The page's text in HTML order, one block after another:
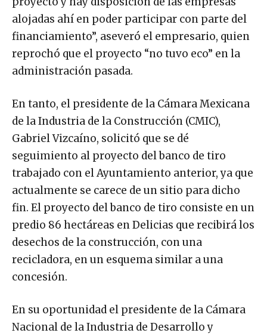
alojadas ahí en poder participar con parte del
financiamiento”, aseveró el empresario, quien
reprochó que el proyecto “no tuvo eco” en la
administración pasada.
En tanto, el presidente de la Cámara Mexicana
de la Industria de la Construcción (CMIC),
Gabriel Vizcaíno, solicitó que se dé
seguimiento al proyecto del banco de tiro
trabajado con el Ayuntamiento anterior, ya que
actualmente se carece de un sitio para dicho
fin. El proyecto del banco de tiro consiste en un
predio 86 hectáreas en Delicias que recibirá los
desechos de la construcción, con una
recicladora, en un esquema similar a una
concesión.
En su oportunidad el presidente de la Cámara
Nacional de la Industria de Desarrollo y